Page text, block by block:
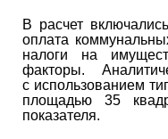
В расчет
оплата
налоги на
факторы.
с использованием
площадью 35
показателя.